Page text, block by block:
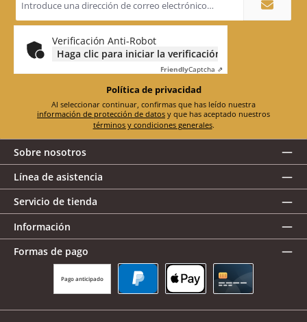
de
correo
electrónico
Verificación Anti-Robot
Haga clic para iniciar la verificación
FriendlyCaptcha ⇗
Política de privacidad
información de protección de datos
términos y condiciones generales.
Sobre nosotros
Línea de asistencia
Servicio de tienda
Información
Formas de pago
Pago anticipado